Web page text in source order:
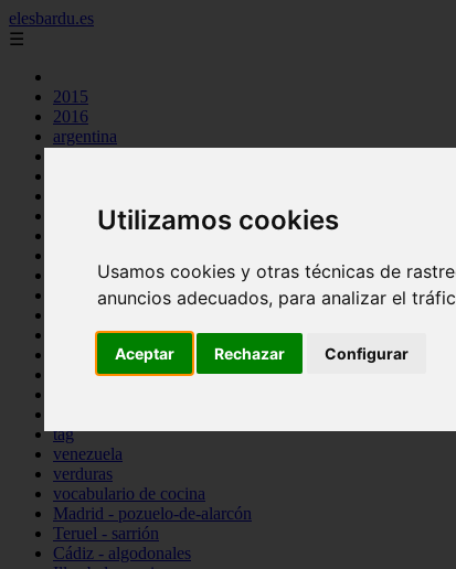
Utilizamos cookies
Usamos cookies y otras técnicas de
anuncios adecuados, para analizar el
Aceptar Rechazar Configurar
elesbardu.es
☰
2015
2016
argentina
cocina casera
comidas
huevos
mariscos
postres
tag
venezuela
verduras
vocabulario de cocina
Madrid - pozuelo-de-alarcón
Teruel - sarrión
Cádiz - algodonales